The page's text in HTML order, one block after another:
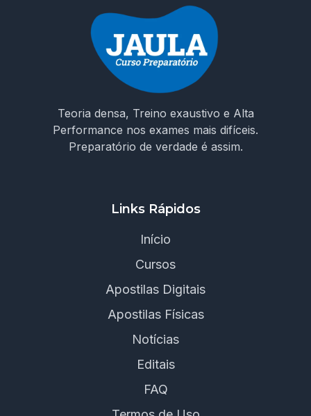
Teoria densa, Treino exaustivo e Alta
Performance nos exames mais difíceis.
Preparatório de verdade é assim.
Links Rápidos
Início
Cursos
Apostilas Digitais
Apostilas Físicas
Notícias
Editais
FAQ